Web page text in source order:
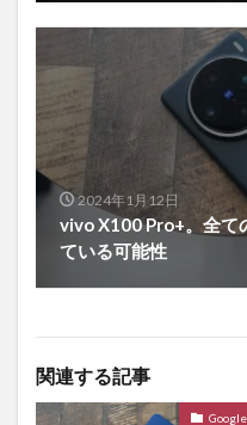
2024年1月12日
vivo X100 Pro+。全て
ている可能性
関連する記事
Google